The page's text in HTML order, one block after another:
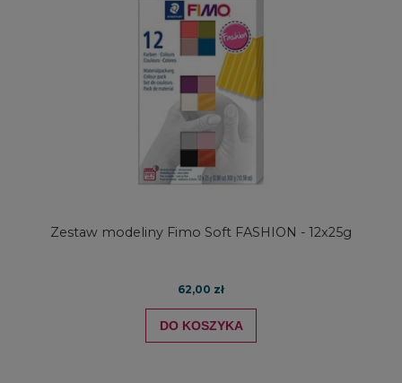
Zestaw modeliny Fimo Soft FASHION - 12x25g
62,00 zł
DO KOSZYKA